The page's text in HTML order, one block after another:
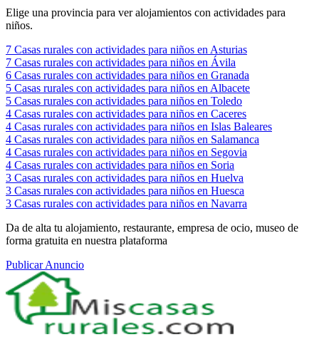
Elige una provincia para ver alojamientos con actividades para
niños.
7 Casas rurales con actividades para niños en Asturias
7 Casas rurales con actividades para niños en Ávila
6 Casas rurales con actividades para niños en Granada
5 Casas rurales con actividades para niños en Albacete
5 Casas rurales con actividades para niños en Toledo
4 Casas rurales con actividades para niños en Caceres
4 Casas rurales con actividades para niños en Islas Baleares
4 Casas rurales con actividades para niños en Salamanca
4 Casas rurales con actividades para niños en Segovia
4 Casas rurales con actividades para niños en Soria
3 Casas rurales con actividades para niños en Huelva
3 Casas rurales con actividades para niños en Huesca
3 Casas rurales con actividades para niños en Navarra
Da de alta tu alojamiento, restaurante, empresa de ocio, museo de
forma gratuita en nuestra plataforma
Publicar Anuncio